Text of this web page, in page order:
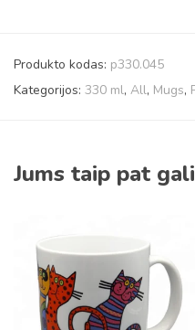
Produkto kodas: p330.045
Kategorijos: 330 ml, All, Mugs,
Jums taip pat